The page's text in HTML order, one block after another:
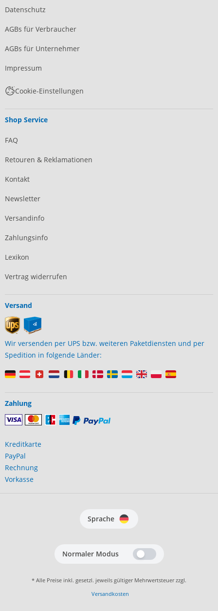
Datenschutz
AGBs für Verbraucher
AGBs für Unternehmer
Impressum
Cookie-Einstellungen
Shop Service
FAQ
Retouren & Reklamationen
Kontakt
Newsletter
Versandinfo
Zahlungsinfo
Lexikon
Vertrag widerrufen
Versand
Wir versenden per UPS bzw. weiteren Paketdiensten und per
Spedition in folgende Länder:
Zahlung
Kreditkarte
PayPal
Rechnung
Vorkasse
Sprache
Normaler Modus
* Alle Preise inkl. gesetzl. jeweils gültiger Mehrwertsteuer zzgl.
Versandkosten